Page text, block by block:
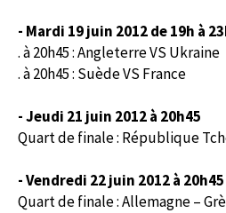
- Mardi 19 juin 2012 de 19h à
. à 20h45 : Angleterre VS Ukraine
. à 20h45 : Suède VS France
- Jeudi 21 juin 2012 à 20h45
Quart de finale : République
- Vendredi 22 juin 2012 à 20h45
Quart de finale : Allemagne –